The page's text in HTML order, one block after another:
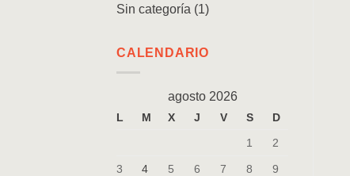
Sin categoría (1)
CALENDARIO
agosto 2026
L M X J V S
D
1
2
3 4 5 6 7 8 9